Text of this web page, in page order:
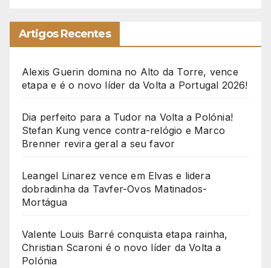
Artigos Recentes
Alexis Guerin domina no Alto da Torre, vence
etapa e é o novo líder da Volta a Portugal 2026!
Dia perfeito para a Tudor na Volta a Polónia!
Stefan Kung vence contra-relógio e Marco
Brenner revira geral a seu favor
Leangel Linarez vence em Elvas e lidera
dobradinha da Tavfer-Ovos Matinados-
Mortágua
Valente Louis Barré conquista etapa rainha,
Christian Scaroni é o novo líder da Volta a
Polónia